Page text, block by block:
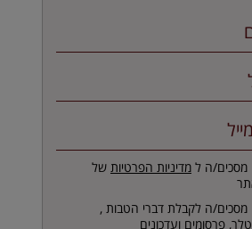
מסכים/ה למדיניות הפרטיות של
מסכים/ה לקבלת דברי הטבות ,
פרסומים ועדכונים